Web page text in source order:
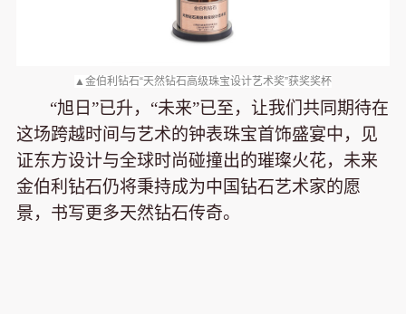
▲金伯利钻石“天然钻石高级珠宝设计艺术奖”获奖奖杯
“旭日”已升，“未来”已至，让我们共同期待在
这场跨越时间与艺术的钟表珠宝首饰盛宴中，见
证东方设计与全球时尚碰撞出的璀璨火花，未来
金伯利钻石仍将秉持成为中国钻石艺术家的愿
景，书写更多天然钻石传奇。